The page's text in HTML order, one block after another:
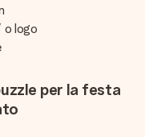
o logo
per la festa